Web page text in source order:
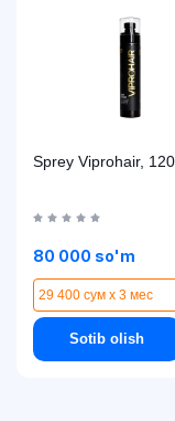
Sprey Viprohair,
80 000 so'm
29 400 сум x 3 мес
Sotib olish